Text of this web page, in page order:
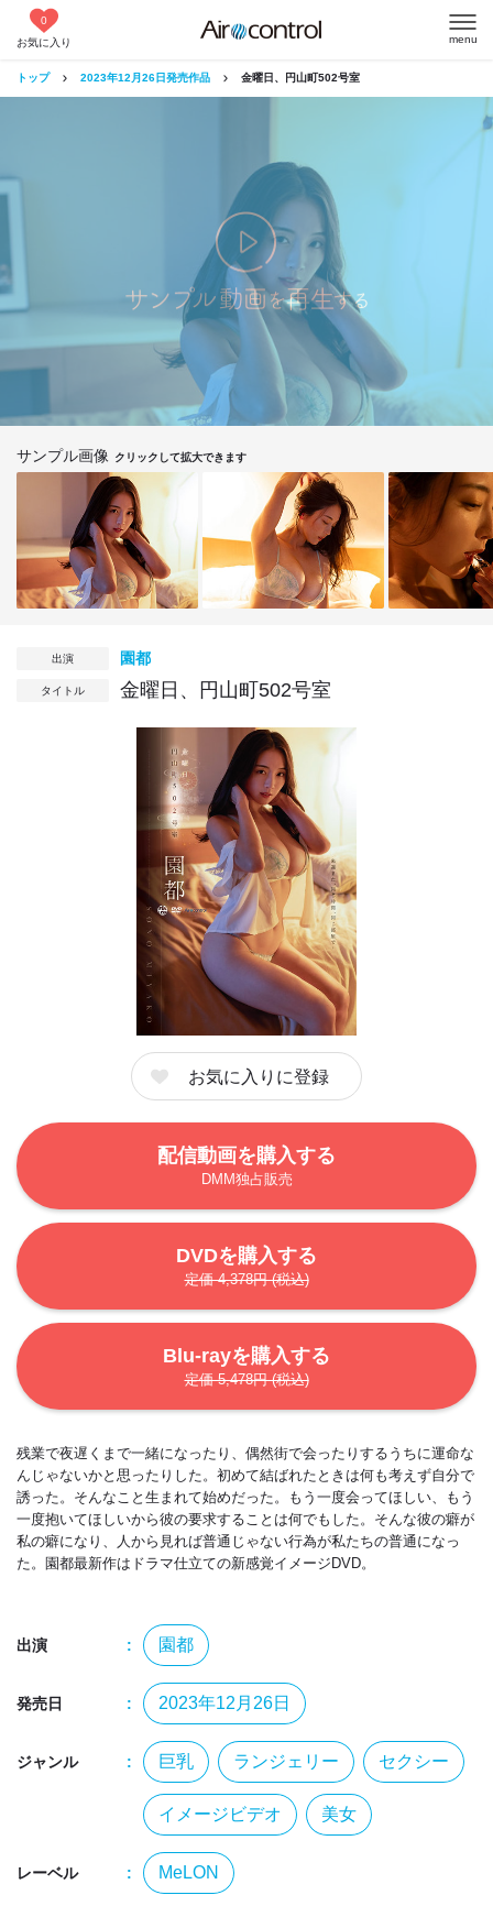
0
お気に入り
menu
トップ 2023年12月26日発売作品 金曜日、円山町502号室
サンプル画像 クリックして拡大できます
出演 園都
タイトル 金曜日、円山町502号室
お気に入りに登録
配信動画を購入する
DMM独占販売
DVDを購入する
定価 4,378円 (税込)
Blu-rayを購入する
定価 5,478円 (税込)
残業で夜遅くまで一緒になったり、偶然街で会ったりするうちに運命な
んじゃないかと思ったりした。初めて結ばれたときは何も考えず自分で
誘った。そんなこと生まれて始めだった。もう一度会ってほしい、もう
一度抱いてほしいから彼の要求することは何でもした。そんな彼の癖が
私の癖になり、人から見れば普通じゃない行為が私たちの普通になっ
た。園都最新作はドラマ仕立ての新感覚イメージDVD。
出演 園都
発売日 2023年12月26日
ジャンル 巨乳 ランジェリー セクシー
イメージビデオ 美女
レーベル MeLON